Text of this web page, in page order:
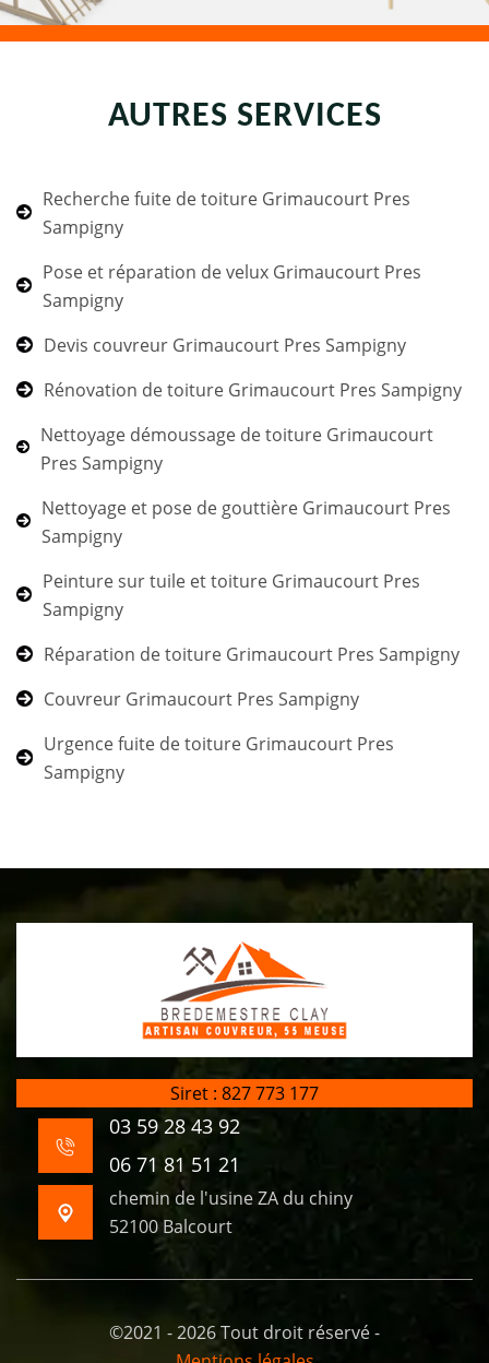
AUTRES SERVICES
Recherche fuite de toiture Grimaucourt Pres
Sampigny
Pose et réparation de velux Grimaucourt Pres
Sampigny
Devis couvreur Grimaucourt Pres Sampigny
Rénovation de toiture Grimaucourt Pres Sampigny
Nettoyage démoussage de toiture Grimaucourt
Pres Sampigny
Nettoyage et pose de gouttière Grimaucourt Pres
Sampigny
Peinture sur tuile et toiture Grimaucourt Pres
Sampigny
Réparation de toiture Grimaucourt Pres Sampigny
Couvreur Grimaucourt Pres Sampigny
Urgence fuite de toiture Grimaucourt Pres
Sampigny
Siret : 827 773 177
03 59 28 43 92
06 71 81 51 21
chemin de l'usine ZA du chiny
52100 Balcourt
©2021 - 2026 Tout droit réservé -